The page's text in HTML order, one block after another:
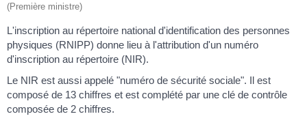
(Première ministre)
L'inscription au répertoire national d'identification des personnes
physiques (RNIPP) donne lieu à l'attribution d'un numéro
d'inscription au répertoire (NIR).
Le NIR est aussi appelé "numéro de sécurité sociale". Il est
composé de 13 chiffres et est complété par une clé de contrôle
composée de 2 chiffres.